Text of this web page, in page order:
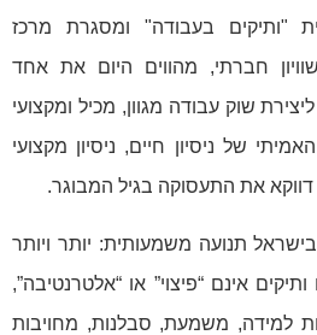
"ותיקים בעבודה" ומסגרת מרכז
חברתי, מהווים היום את אחד
שוק עבודה מגוון, מכיל ומקצועי
של ניסיון חיים, ניסיון מקצועי
דווקא את התעסוקה בגיל המבוגר.
תנועה משמעותית: יותר ויותר
אינם “פיצוי” או “אלטרנטיבה”,
למידה, משמעת, סבלנות, מחויבות